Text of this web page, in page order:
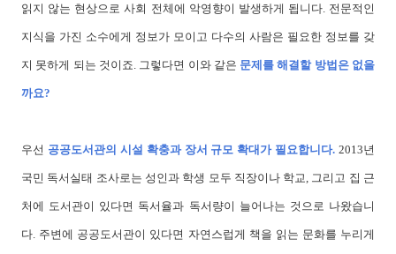
읽지 않는 현상으로 사회 전체에 악영향이 발생하게 됩니다. 전문적인
지식을 가진 소수에게 정보가 모이고 다수의 사람은 필요한 정보를 갖
지 못하게 되는 것이죠. 그렇다면 이와 같은 문제를 해결할 방법은 없을
까요?
우선 공공도서관의 시설 확충과 장서 규모 확대가 필요합니다. 2013년
국민 독서실태 조사로는 성인과 학생 모두 직장이나 학교, 그리고 집 근
처에 도서관이 있다면 독서율과 독서량이 늘어나는 것으로 나왔습니
다. 주변에 공공도서관이 있다면 자연스럽게 책을 읽는 문화를 누리게